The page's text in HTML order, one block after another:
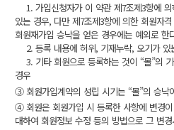
1. 가입신청자가 이 약관 제7조제3항에
있는 경우, 다만 제7조제3항에 의한 회원자
회원재가입 승낙을 얻은 경우에는 예외로 한
2. 등록 내용에 허위, 기재누락, 오기가 있
3. 기타 회원으로 등록하는 것이 “몰”의
경우
③ 회원가입계약의 성립 시기는 “몰”의 승낙
④ 회원은 회원가입 시 등록한 사항에 변경
대하여 회원정보 수정 등의 방법으로 그 변